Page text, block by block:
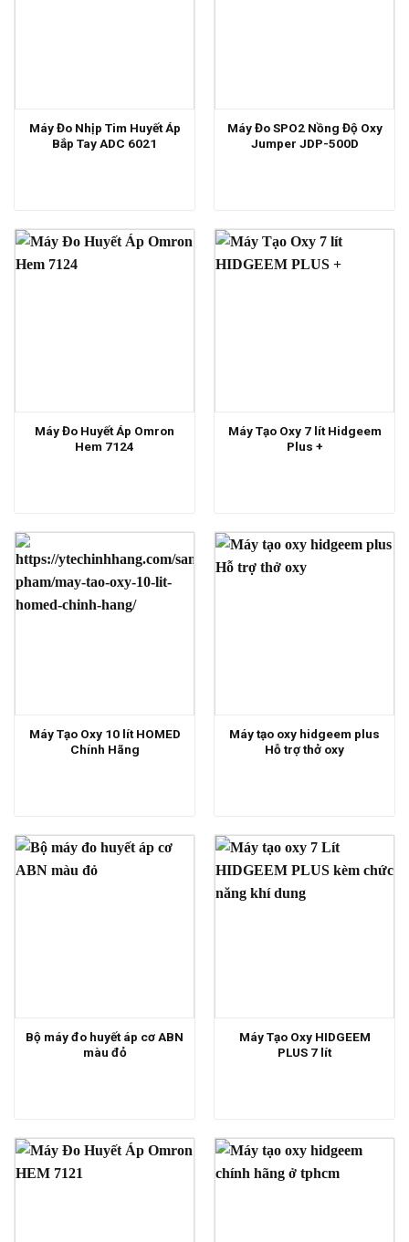
Máy Đo Nhịp Tim Huyết Áp
Bắp Tay ADC 6021
Máy Đo SPO2 Nồng Độ Oxy
Jumper JDP-500D
Máy Đo Huyết Áp Omron
Hem 7124
Máy Tạo Oxy 7 lít Hidgeem
Plus +
Máy Tạo Oxy 10 lít HOMED
Chính Hãng
Máy tạo oxy hidgeem plus
Hỗ trợ thở oxy
Bộ máy đo huyết áp cơ ABN
màu đỏ
Máy Tạo Oxy HIDGEEM
PLUS 7 lít